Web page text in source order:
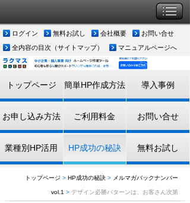
ログイン 無料お試し 会社概要
お問い合せ
全内容の目次（サイトマップ）
マニュアルページへ
トップページ 簡単HP作成方法 導入事例
お申し込み方法 ご利用料金 お問い合せ
業種別HP活用 HP成功の秘訣 無料お試し
トップページ > HP成功の秘訣 > メルマガバックナンバー
vol.1 > デザイン必勝パターンは、お客さん次第